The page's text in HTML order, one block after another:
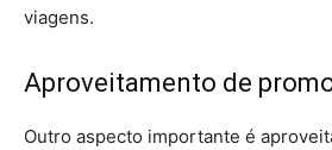
viagens.
Aproveitamento de
Outro aspecto importante é